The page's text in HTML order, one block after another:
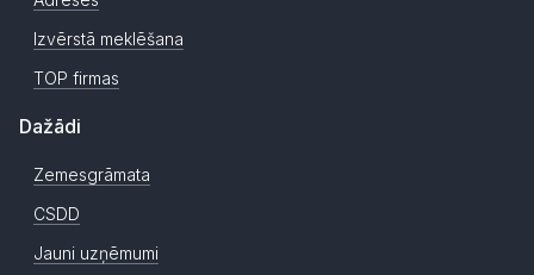
Izvērstā meklēšana
TOP firmas
Dažādi
Zemesgrāmata
CSDD
Jauni uzņēmumi